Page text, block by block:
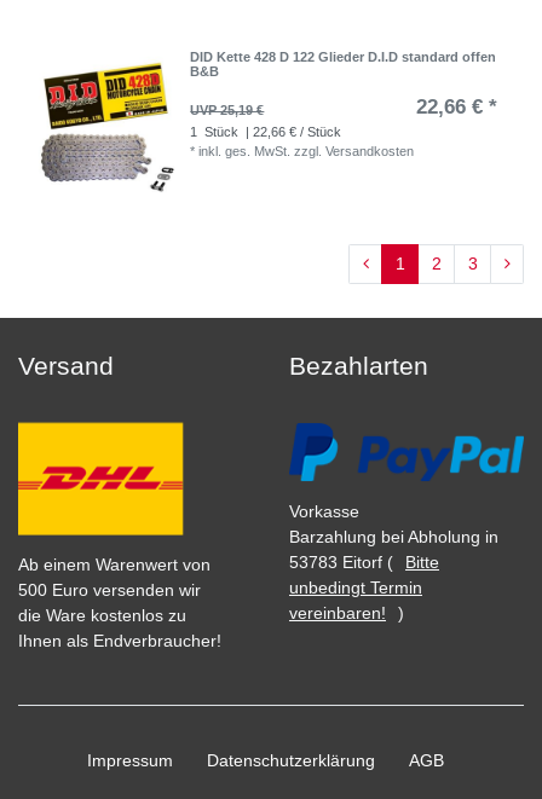
DID Kette 428 D 122 Glieder D.I.D standard offen
B&B
UVP 25,19 € 22,66 € *
1 Stück
| 22,66 € / Stück
*inkl. ges. MwSt. zzgl.Versandkosten
1 2 3
Versand
Ab einem Warenwert von
500 Euro versenden wir
die Ware kostenlos zu
Ihnen als Endverbraucher!
Bezahlarten
Vorkasse
Barzahlung bei Abholung in
53783 Eitorf (
Bitte
unbedingt Termin
vereinbaren!
)
Impressum Daten­schutz­erklärung AGB